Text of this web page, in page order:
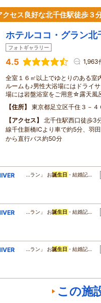
クセス良好な北千住駅徒歩３
ホテルココ・グラン北
フォトギャラリー
4.5 1,963
全室１６㎡以上でゆとりのある室
ルームも♪男性大浴場にはドライ
場には岩盤浴室をご用意☆露天風
住所
東京都足立区千住３－４
アクセス
北千住駅西口徒歩3
線千住新橋ICより車で約5分、羽
から直行バス約50分
…ラン」 お誕生日 ・結婚記…
…ラン」 お誕生日 ・結婚記…
…ラン」 お誕生日 ・結婚記…
この施